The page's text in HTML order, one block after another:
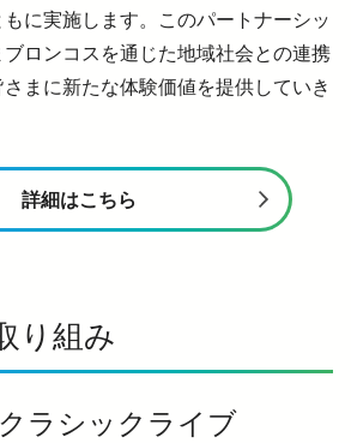
に実施します。このパートナーシッ
ロンコスを通じた地域社会との連携
まに新たな体験価値を提供していき
詳細はこちら
り組み
ラシックライブ